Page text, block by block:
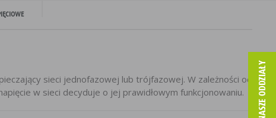
sieci jednofazowej lub trójfazowej. W zależności od
w sieci decyduje o jej prawidłowym funkcjonowaniu.